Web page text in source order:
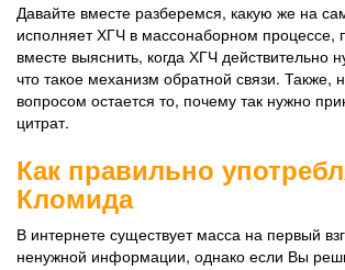
Давайте вместе разберемся, какую же на
исполняет ХГЧ в массонаборном процессе,
вместе выяснить, когда ХГЧ действительно
что такое механизм обратной связи.
вопросом остается то, почему так нужно
цитрат.
Как правильно
Кломида
В интернете существует масса на первый
ненужной информации, однако если Вы